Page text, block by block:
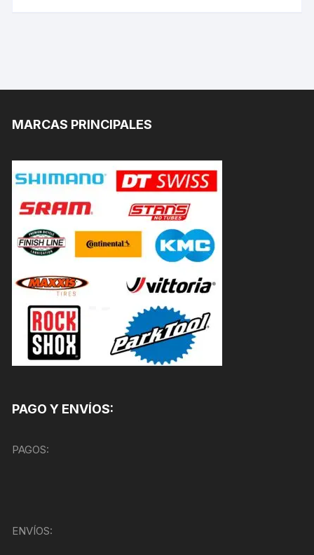
MARCAS PRINCIPALES
PAGO Y ENVÍOS:
PAGOS:
ENVÍOS: